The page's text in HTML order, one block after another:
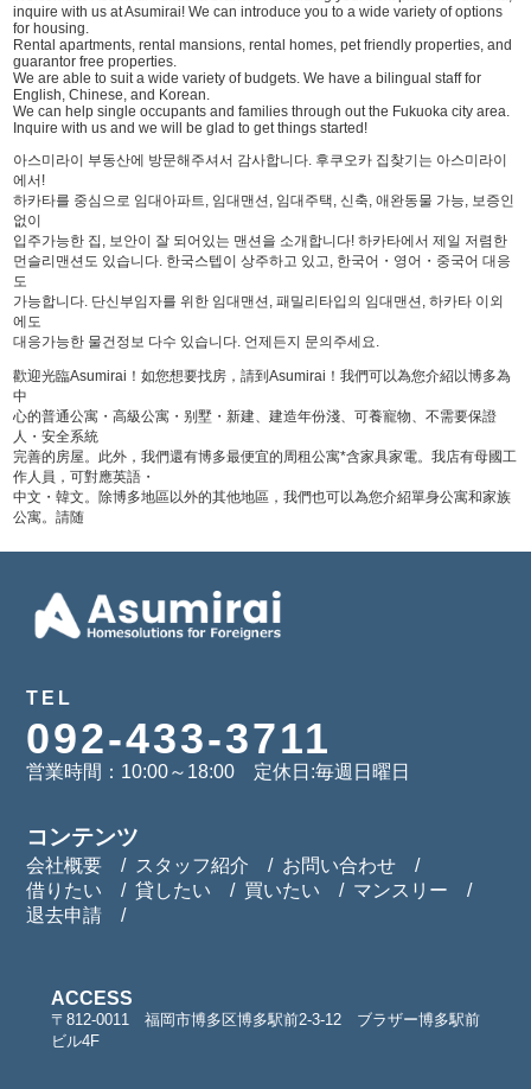
inquire with us at Asumirai! We can introduce you to a wide variety of options
for housing.
Rental apartments, rental mansions, rental homes, pet friendly properties, and
guarantor free properties.
We are able to suit a wide variety of budgets. We have a bilingual staff for
English, Chinese, and Korean.
We can help single occupants and families through out the Fukuoka city area.
Inquire with us and we will be glad to get things started!
아스미라이 부동산에 방문해주셔서 감사합니다. 후쿠오카 집찾기는 아스미라이
에서!
하카타를 중심으로 임대아파트, 임대맨션, 임대주택, 신축, 애완동물 가능, 보증인
없이
입주가능한 집, 보안이 잘 되어있는 맨션을 소개합니다! 하카타에서 제일 저렴한
먼슬리맨션도 있습니다. 한국스텝이 상주하고 있고, 한국어・영어・중국어 대응
도
가능합니다. 단신부임자를 위한 임대맨션, 패밀리타입의 임대맨션, 하카타 이외
에도
대응가능한 물건정보 다수 있습니다. 언제든지 문의주세요.
歡迎光臨Asumirai！如您想要找房，請到Asumirai！我們可以為您介紹以博多為
中
心的普通公寓・高級公寓・别墅・新建、建造年份淺、可養寵物、不需要保證
人・安全系統
完善的房屋。此外，我們還有博多最便宜的周租公寓*含家具家電。我店有母國工
作人員，可對應英語・
中文・韓文。除博多地區以外的其他地區，我們也可以為您介紹單身公寓和家族
公寓。請随
TEL
092-433-3711
営業時間：10:00～18:00 定休日:毎週日曜日
コンテンツ
会社概要 スタッフ紹介
お問い合わせ
借りたい
貸したい 買いたい
マンスリー
退去申請
ACCESS
〒812-0011 福岡市博多区博多駅前2-3-12 ブラザー博多駅前
ビル4F